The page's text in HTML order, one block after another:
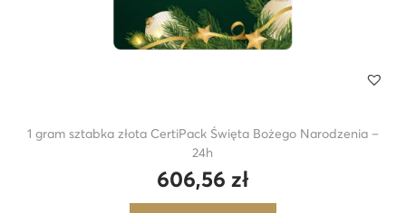
1 gram sztabka złota CertiPack Święta Bożego Narodzenia –
24h
606,56 zł